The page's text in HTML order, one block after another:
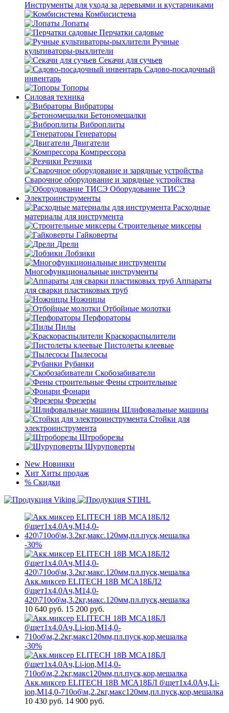
Инструменты для ухода за деревьями и кустарниками
Комбисистема
Лопаты
Перчатки садовые
Ручные
культиваторы-рыхлители
Секачи для сучьев
Садово-посадочный
инвентарь
Топоры
Силовая техника
Вибраторы
Бетономешалки
Виброплиты
Генераторы
Двигатели
Компрессора
Резчики
Сварочное оборудование и зарядные устройства
Оборудование ТИСЭ
Электроинструменты
Расходные
материалы для инструмента
Строительные миксеры
Гайковерты
Дрели
Лобзики
Многофункциональные инструменты
Аппараты
для сварки пластиковых труб
Ножницы
Отбойные молотки
Перфораторы
Пилы
Краскораспылители
Пистолеты клеевые
Пылесосы
Рубанки
Скобозабиватели
Фены строительные
Фонари
Фрезеры
Шлифовальные машины
Стойки для
электроинструмента
Штроборезы
Шуруповерты
New Новинки
Хит Хиты продаж
% Скидки
-30%
Акк.миксер ELITECH 18В МСА18БЛ2
б\щет1х4.0Ач,М14,0-
420\710об\м,3.2кг,макс.120мм,пл.пуск,мешалка
10 640 руб. 15 200 руб.
-30%
Акк.миксер ELITECH 18В МСА18БЛ б\щет1х4.0Ач,Li-
ion,М14,0-710об\м,2.2кг,макс120мм,пл.пуск,кор,мешалка
10 430 руб. 14 900 руб.